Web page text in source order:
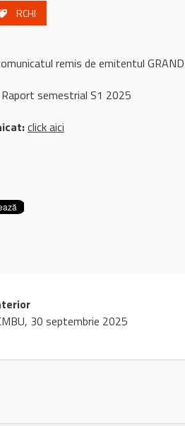
RCHI
remis de emitentul
Raport semestrial S1 2025
click aici
30 septembrie 2025